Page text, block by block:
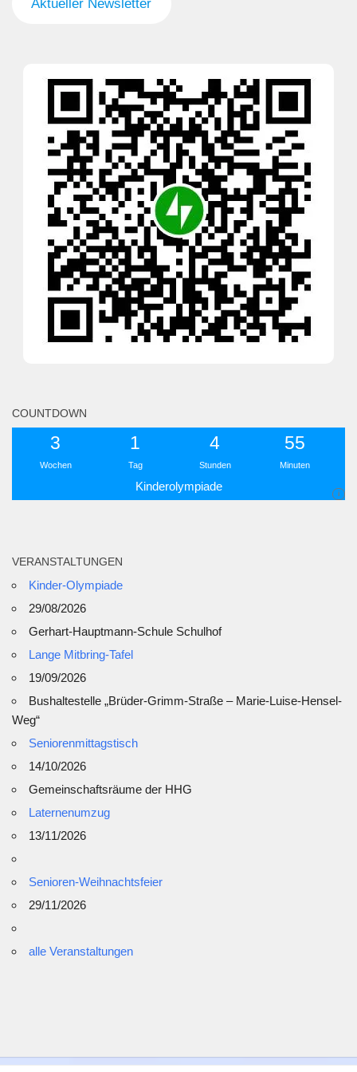
Aktueller Newsletter
COUNTDOWN
3
Wochen
1
Tag
4
Stunden
55
Minuten
Kinderolympiade
i
VERANSTALTUNGEN
Kinder-Olympiade
29/08/2026
Gerhart-Hauptmann-Schule Schulhof
Lange Mitbring-Tafel
19/09/2026
Bushaltestelle „Brüder-Grimm-Straße – Marie-Luise-Hensel-
Weg“
Seniorenmittagstisch
14/10/2026
Gemeinschaftsräume der HHG
Laternenumzug
13/11/2026
Senioren-Weihnachtsfeier
29/11/2026
alle Veranstaltungen